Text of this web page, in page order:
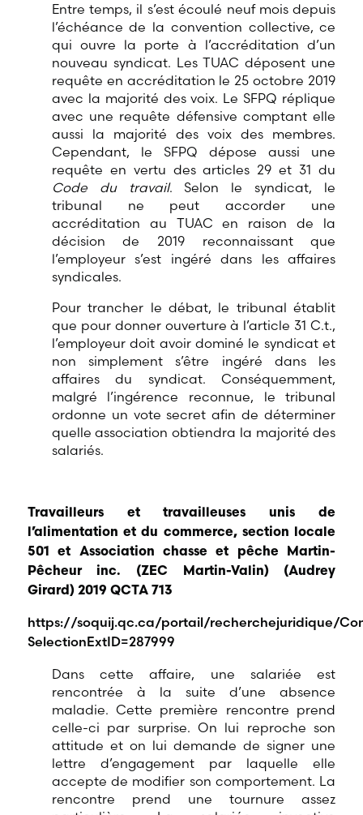
Entre temps, il s’est écoulé neuf mois depuis
l’échéance de la convention collective, ce
qui ouvre la porte à l’accréditation d’un
nouveau syndicat. Les TUAC déposent une
requête en accréditation le 25 octobre 2019
avec la majorité des voix. Le SFPQ réplique
avec une requête défensive comptant elle
aussi la majorité des voix des membres.
Cependant, le SFPQ dépose aussi une
requête en vertu des articles 29 et 31 du
Code du travail. Selon le syndicat, le
tribunal ne peut accorder une
accréditation au TUAC en raison de la
décision de 2019 reconnaissant que
l’employeur s’est ingéré dans les affaires
syndicales.
Pour trancher le débat, le tribunal établit
que pour donner ouverture à l’article 31 C.t.,
l’employeur doit avoir dominé le syndicat et
non simplement s’être ingéré dans les
affaires du syndicat. Conséquemment,
malgré l’ingérence reconnue, le tribunal
ordonne un vote secret afin de déterminer
quelle association obtiendra la majorité des
salariés.
Travailleurs et travailleuses unis de
l’alimentation et du commerce, section locale
501 et Association chasse et pêche Martin-
Pêcheur inc. (ZEC Martin-Valin) (Audrey
Girard) 2019 QCTA 713
https://soquij.qc.ca/portail/recherchejuridique/
SelectionExtID=287999
Dans cette affaire, une salariée est
rencontrée à la suite d’une absence
maladie. Cette première rencontre prend
celle-ci par surprise. On lui reproche son
attitude et on lui demande de signer une
lettre d’engagement par laquelle elle
accepte de modifier son comportement. La
rencontre prend une tournure assez